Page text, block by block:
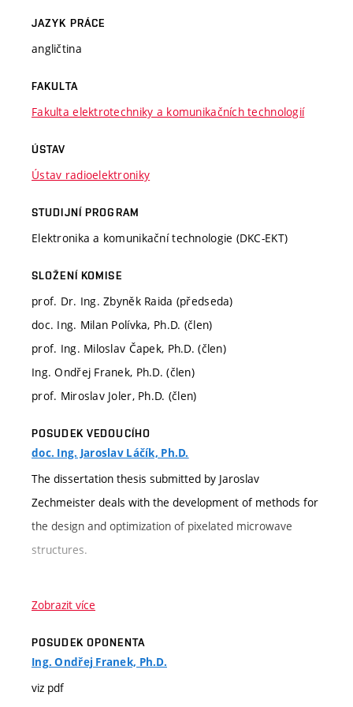
JAZYK PRÁCE
angličtina
FAKULTA
Fakulta elektrotechniky a komunikačních technologií
ÚSTAV
Ústav radioelektroniky
STUDIJNÍ PROGRAM
Elektronika a komunikační technologie (DKC-EKT)
SLOŽENÍ KOMISE
prof. Dr. Ing. Zbyněk Raida (předseda)
doc. Ing. Milan Polívka, Ph.D. (člen)
prof. Ing. Miloslav Čapek, Ph.D. (člen)
Ing. Ondřej Franek, Ph.D. (člen)
prof. Miroslav Joler, Ph.D. (člen)
POSUDEK VEDOUCÍHO
doc. Ing. Jaroslav Láčík, Ph.D.
The dissertation thesis submitted by Jaroslav
Zechmeister deals with the development of methods for
the design and optimization of pixelated microwave
structures.
- The development of a novel optimization algorithm
called Binary ink stamp optimization (BISO) for the
design of pixelated microwave structures. A key feature
Zobrazit více
POSUDEK OPONENTA
Ing. Ondřej Franek, Ph.D.
viz pdf